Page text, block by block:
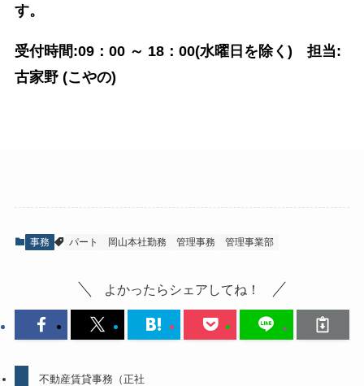
す。
受付時間:09：00 ～ 18：00(水曜日を除く) 担当:
古家野 (こやの)
事務 パート 岡山本社勤務 管理事務 管理事業部
よかったらシェアしてね！
不動産賃貸事務（正社